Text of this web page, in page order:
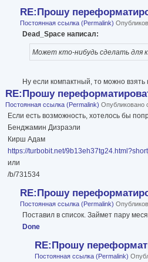
RE:Прошу
Постоянная ссылка (Permalink)
Dead_Space написал:
Может кто-нибудь сделать для
Ну если компактный, то можно взять
RE:Прошу
Постоянная ссылка (Permalink) Опубликовано
Если есть возможность, хотелось бы
Бенджамин Дизраэли
Кирш Адам
https://turbobit.net/
или
/b/731534
RE:Прошу
Постоянная ссылка (Permalink)
Поставил в список. Займет пару
Done
RE:Прошу
Постоянная ссылка (Permalink)